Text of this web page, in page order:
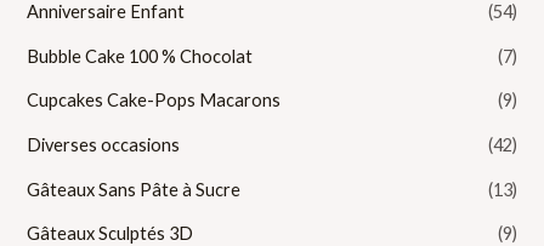
Anniversaire Enfant (54)
Bubble Cake 100 % Chocolat (7)
Cupcakes Cake-Pops Macarons (9)
Diverses occasions (42)
Gâteaux Sans Pâte à Sucre (13)
Gâteaux Sculptés 3D (9)